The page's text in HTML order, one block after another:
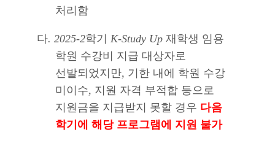
처리함
다. 2025-2학기 K-Study Up 재학생 임용
학원 수강비 지급 대상자로
선발되었지만, 기한 내에 학원 수강
미이수, 지원 자격 부적합 등으로
지원금을 지급받지 못할 경우 다음
학기에 해당 프로그램에 지원 불가